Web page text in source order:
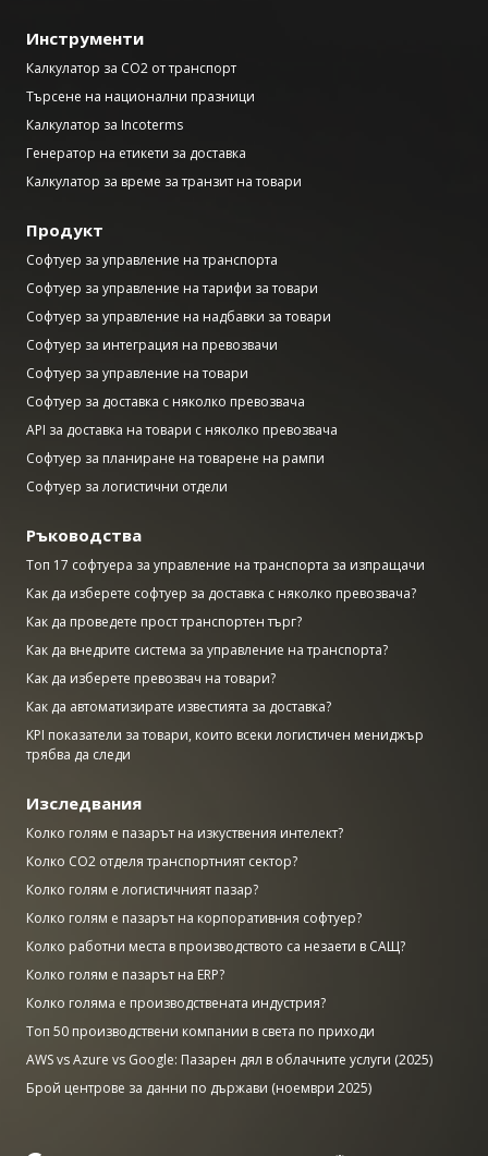
Инструменти
Калкулатор за CO2 от транспорт
Търсене на национални празници
Калкулатор за Incoterms
Генератор на етикети за доставка
Калкулатор за време за транзит на товари
Продукт
Софтуер за управление на транспорта
Софтуер за управление на тарифи за товари
Софтуер за управление на надбавки за товари
Софтуер за интеграция на превозвачи
Софтуер за управление на товари
Софтуер за доставка с няколко превозвача
API за доставка на товари с няколко превозвача
Софтуер за планиране на товарене на рампи
Софтуер за логистични отдели
Ръководства
Топ 17 софтуера за управление на транспорта за изпращачи
Как да изберете софтуер за доставка с няколко превозвача?
Как да проведете прост транспортен търг?
Как да внедрите система за управление на транспорта?
Как да изберете превозвач на товари?
Как да автоматизирате известията за доставка?
KPI показатели за товари, които всеки логистичен мениджър
трябва да следи
Изследвания
Колко голям е пазарът на изкуствения интелект?
Колко CO2 отделя транспортният сектор?
Колко голям е логистичният пазар?
Колко голям е пазарът на корпоративния софтуер?
Колко работни места в производството са незаети в САЩ?
Колко голям е пазарът на ERP?
Колко голяма е производствената индустрия?
Топ 50 производствени компании в света по приходи
AWS vs Azure vs Google: Пазарен дял в облачните услуги (2025)
Брой центрове за данни по държави (ноември 2025)